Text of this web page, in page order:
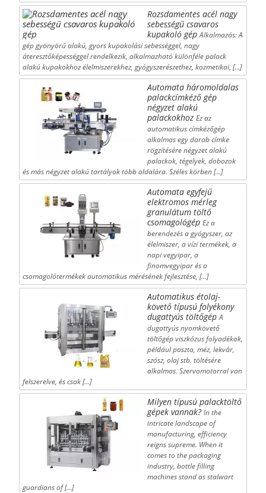
Rozsdamentes acél nagy
sebességű csavaros
kupakoló gép Alkalmazás: A
gép gyönyörű alakú, gyors kupakolási sebességgel, nagy
áteresztőképességgel rendelkezik, alkalmazható különféle palack
alakú kupakokhoz élelmiszerekhez, gyógyszerészethez, kozmetikai, […]
Automata háromoldalas
palackcímkéző gép
négyzet alakú
palackokhoz Ez az
automatikus címkézőgép
alkalmas egy darab címke
rögzítésére négyzet alakú
palackok, tégelyek, dobozok
és más négyzet alakú tartályok több oldalára. Széles körben […]
Automata egyfejű
elektromos mérleg
granulátum töltő
csomagológép Ez a
berendezés a gyógyszer, az
élelmiszer, a vízi termékek, a
napi vegyipar, a
finomvegyipar és a
csomagolótermékek automatikus mérésének fejlesztése, […]
Automatikus étolaj-
követő típusú folyékony
dugattyús töltőgép A
dugattyús nyomkövető
töltőgép viszkózus folyadékok,
például paszta, méz, lekvár,
szósz, olaj stb. töltésére
alkalmas. Szervomotorral van
felszerelve, és csak […]
Milyen típusú palacktöltő
gépek vannak? In the
intricate landscape of
manufacturing, efficiency
reigns supreme. When it
comes to the packaging
industry, bottle filling
machines stand as stalwart
guardians of […]